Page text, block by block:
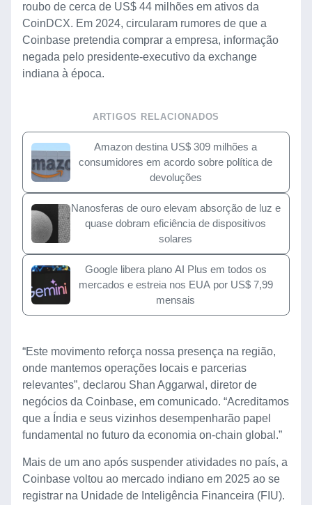
roubo de cerca de US$ 44 milhões em ativos da
CoinDCX. Em 2024, circularam rumores de que a
Coinbase pretendia comprar a empresa, informação
negada pelo presidente-executivo da exchange
indiana à época.
ARTIGOS RELACIONADOS
Amazon destina US$ 309 milhões a
consumidores em acordo sobre política de
devoluções
Nanosferas de ouro elevam absorção de luz e
quase dobram eficiência de dispositivos
solares
Google libera plano AI Plus em todos os
mercados e estreia nos EUA por US$ 7,99
mensais
“Este movimento reforça nossa presença na região,
onde mantemos operações locais e parcerias
relevantes”, declarou Shan Aggarwal, diretor de
negócios da Coinbase, em comunicado. “Acreditamos
que a Índia e seus vizinhos desempenharão papel
fundamental no futuro da economia on-chain global.”
Mais de um ano após suspender atividades no país, a
Coinbase voltou ao mercado indiano em 2025 ao se
registrar na Unidade de Inteligência Financeira (FIU).